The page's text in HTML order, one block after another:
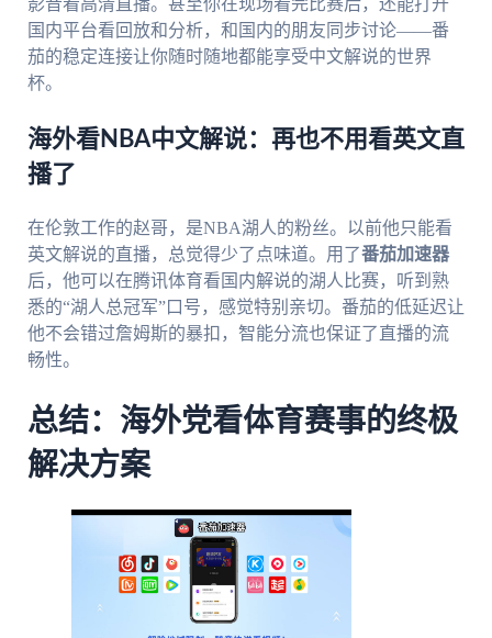
国内平台看回放和分析，和国内的朋友同步讨论——番
茄的稳定连接让你随时随地都能享受中文解说的世界
杯。
海外看NBA中文解说：再也不用看英文直
播了
在伦敦工作的赵哥，是NBA湖人的粉丝。以前他只能看
英文解说的直播，总觉得少了点味道。用了番茄加速器
后，他可以在腾讯体育看国内解说的湖人比赛，听到熟
悉的“湖人总冠军”口号，感觉特别亲切。番茄的低延迟让
他不会错过詹姆斯的暴扣，智能分流也保证了直播的流
畅性。
总结：海外党看体育赛事的终极
解决方案